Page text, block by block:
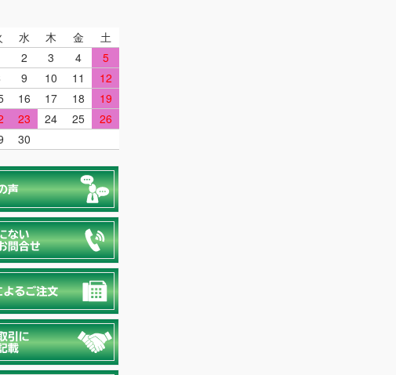
水 木 金
土
2 3 4
5
9 10 11
12
16 17 18
19
23 24 25
26
30